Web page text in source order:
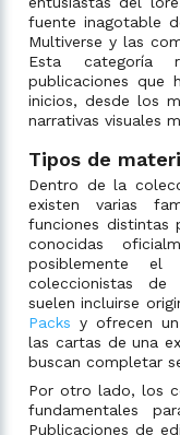
fuente inagotable
Multiverse y las
Esta categoría
publicaciones que
inicios, desde los
narrativas visuales
Tipos de
Dentro de la
existen varias
funciones distintas
conocidas
posiblemente
coleccionistas de
suelen incluirse
Packs y ofrecen
las cartas de una
buscan completar
Por otro lado, los
fundamentales
Publicaciones de